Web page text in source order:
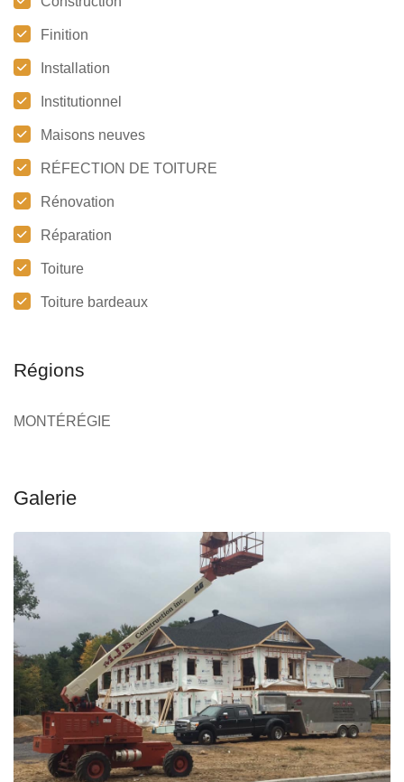
Finition
Installation
Institutionnel
Maisons neuves
RÉFECTION DE TOITURE
Rénovation
Réparation
Toiture
Toiture bardeaux
Régions
MONTÉRÉGIE